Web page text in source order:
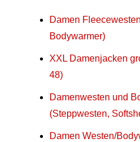
Damen
Bodywarmer)
XXL Damenjacken
48)
Damenwesten und
(Steppwesten,
Damen Westen/